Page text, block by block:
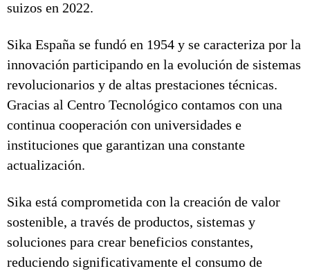
suizos en 2022.
Sika España se fundó en 1954 y se caracteriza por la
innovación participando en la evolución de sistemas
revolucionarios y de altas prestaciones técnicas.
Gracias al Centro Tecnológico contamos con una
continua cooperación con universidades e
instituciones que garantizan una constante
actualización.
Sika está comprometida con la creación de valor
sostenible, a través de productos, sistemas y
soluciones para crear beneficios constantes,
reduciendo significativamente el consumo de